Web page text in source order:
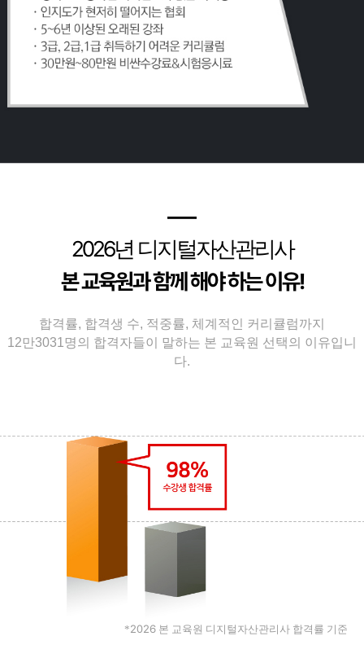
━
2026년 디지털자산관리사
본 교육원과 함께 해야 하는 이유!
합격률, 합격생 수, 적중률, 체계적인 커리큘럼까지
12만3031명의 합격자들이 말하는 본 교육원 선택의 이유입니
다.
*2026 본 교육원 디지털자산관리사 합격률 기준